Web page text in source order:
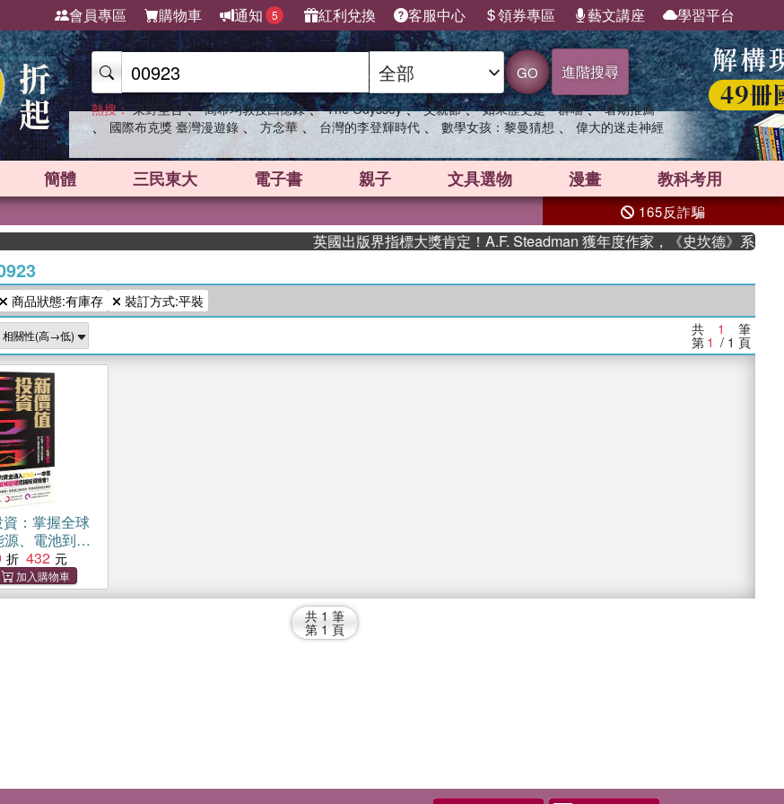
會員專區 購物車 通知 5 紅利兌換 客服中心 領券專區 藝文講座 學習平台
GO 進階搜尋
熱搜： 東野圭吾 、 高希均教授回憶錄 、 The Odyssey 、 父親節 、 如果歷史是一群喵 、 暑期推薦
、 國際布克獎 臺灣漫遊錄 、 方念華 、 台灣的李登輝時代 、 數學女孩：黎曼猜想 、 偉大的迷走神經
簡體 三民東大 電子書 親子 文具選物 漫畫 教科考用
165反詐騙
英國出版界指標大獎肯定！A.F. Steadman 獲年度作家，《史坎德》系列帶你
商品狀態:有庫存 裝訂方式:平裝
共 1 筆
第 1 / 1 頁
：掌握全球
、電池到電
利的投資機
432
共 1 筆
第 1 頁